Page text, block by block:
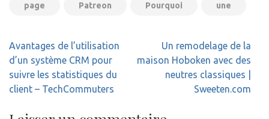
page Patreon Pourquoi une
Navigation
de
l’article
Avantages de l’utilisation
d’un système CRM pour
suivre les statistiques du
client – TechCommuters
Un remodelage de la
maison Hoboken avec des
neutres classiques |
Sweeten.com